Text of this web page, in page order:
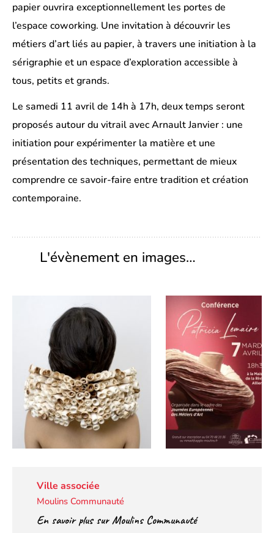
papier ouvrira exceptionnellement les portes de
l’espace coworking. Une invitation à découvrir les
métiers d’art liés au papier, à travers une initiation à la
sérigraphie et un espace d’exploration accessible à
tous, petits et grands.
Le samedi 11 avril de 14h à 17h, deux temps seront
proposés autour du vitrail avec Arnault Janvier : une
initiation pour expérimenter la matière et une
présentation des techniques, permettant de mieux
comprendre ce savoir-faire entre tradition et création
contemporaine.
L'évènement en images…
Ville associée
Moulins Communauté
En savoir plus sur Moulins Communauté